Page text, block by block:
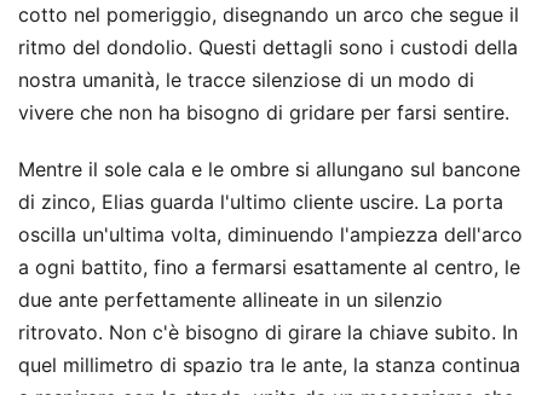
cotto nel pomeriggio, disegnando un arco che segue il
ritmo del dondolio. Questi dettagli sono i custodi della
nostra umanità, le tracce silenziose di un modo di
vivere che non ha bisogno di gridare per farsi sentire.
Mentre il sole cala e le ombre si allungano sul bancone
di zinco, Elias guarda l'ultimo cliente uscire. La porta
oscilla un'ultima volta, diminuendo l'ampiezza dell'arco
a ogni battito, fino a fermarsi esattamente al centro, le
due ante perfettamente allineate in un silenzio
ritrovato. Non c'è bisogno di girare la chiave subito. In
quel millimetro di spazio tra le ante, la stanza continua